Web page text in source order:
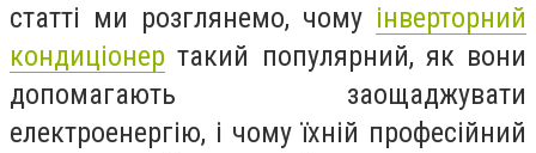
статті ми розглянемо, чому інверторний
кондиціонер такий популярний, як вони
допомагають заощаджувати
електроенергію, і чому їхній професійний